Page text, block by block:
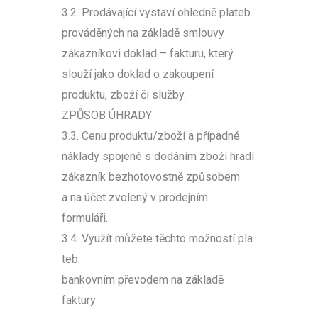
3.2. Prodávající vystaví ohledně plateb
prováděných na základě smlouvy
zákazníkovi doklad – fakturu, který
slouží jako doklad o zakoupení
produktu, zboží či služby.
ZPŮSOB ÚHRADY
3.3. Cenu produktu/zboží a případné
náklady spojené s dodáním zboží hradí
zákazník bezhotovostně způsobem
a na účet zvolený v prodejním
formuláři.
3.4. Využít můžete těchto možností pla
teb:
bankovním převodem na základě
faktury